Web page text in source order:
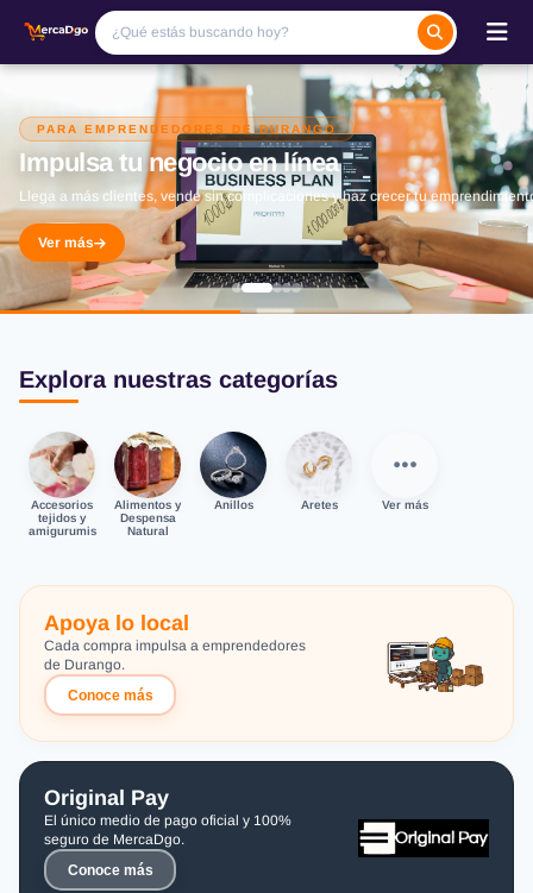
PARA EMPRENDEDORES DE DURANGO
Impulsa tu negocio en línea
Llega a más clientes, vende sin complicaciones y haz crecer tu
Ver más
Explora nuestras categorías
Accesorios
tejidos y
amigurumis
Alimentos y
Despensa
Natural
Anillos Aretes Ver más
Apoya lo local
Cada compra impulsa a emprendedores
de Durango.
Conoce más
Original Pay
El único medio de pago oficial y 100%
seguro de MercaDgo.
Conoce más